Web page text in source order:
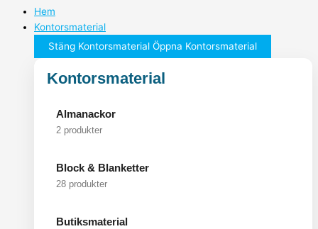
Hem
Kontorsmaterial
Stäng Kontorsmaterial Öppna Kontorsmaterial
Kontorsmaterial
Almanackor
2 produkter
Block & Blanketter
28 produkter
Butiksmaterial